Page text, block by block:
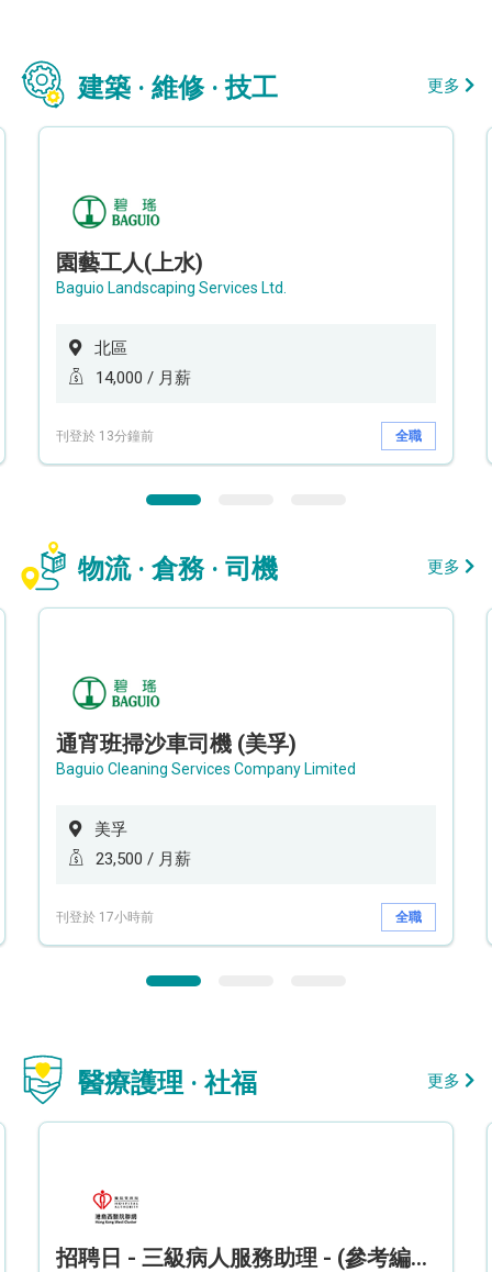
建築 · 維修 · 技工 更多
園藝工人(上水)
Baguio Landscaping Services Ltd.
北區
14,000 / 月薪
刊登於 13分鐘前 全職
物流 · 倉務 · 司機 更多
通宵班掃沙車司機 (美孚)
Baguio Cleaning Services Company Limited
美孚
23,500 / 月薪
刊登於 17小時前 全職
醫療護理 · 社福 更多
招聘日 - 三級病人服務助理 - (參考編號: HKWCS260107)